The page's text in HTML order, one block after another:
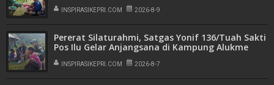
INSPIRASIKEPRI.COM 2026-8-9
Pererat Silaturahmi, Satgas Yonif 136/Tuah Sakti
Pos Ilu Gelar Anjangsana di Kampung Alukme
INSPIRASIKEPRI.COM 2026-8-7